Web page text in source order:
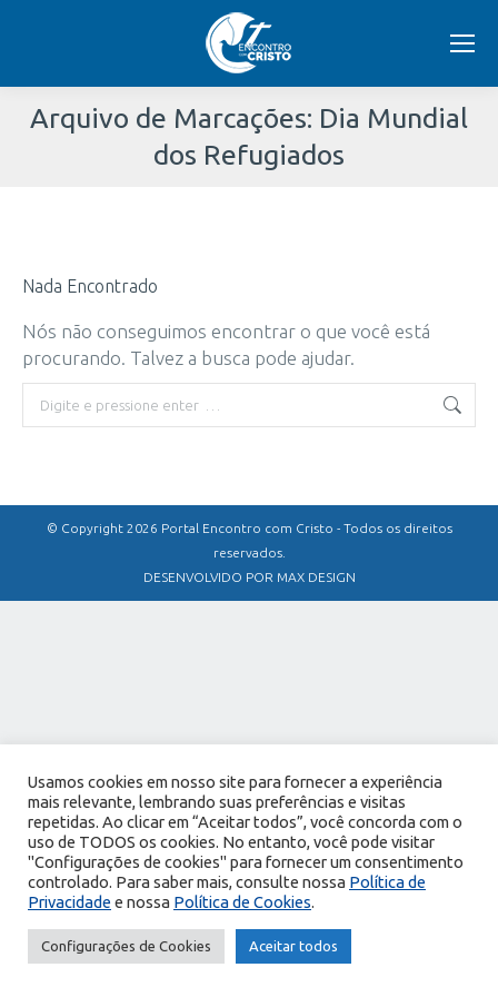
Arquivo de Marcações: Dia Mundial
dos Refugiados
Nada Encontrado
Nós não conseguimos encontrar o que você está
procurando. Talvez a busca pode ajudar.
Buscar
© Copyright 2026 Portal Encontro com Cristo - Todos os direitos
reservados.
DESENVOLVIDO POR MAX DESIGN
Usamos cookies em nosso site para fornecer a experiência
mais relevante, lembrando suas preferências e visitas
repetidas. Ao clicar em “Aceitar todos”, você concorda com o
uso de TODOS os cookies. No entanto, você pode visitar
"Configurações de cookies" para fornecer um consentimento
controlado. Para saber mais, consulte nossa Política de
Privacidade e nossa Política de Cookies.
Configurações de Cookies Aceitar todos